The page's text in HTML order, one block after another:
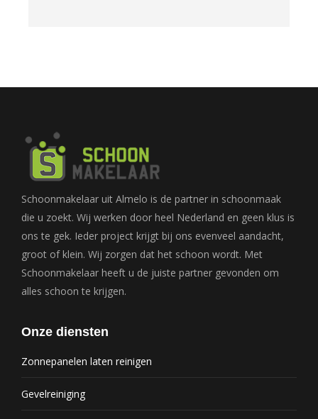
Schoonmakelaar uit Almelo is de partner in schoonmaak
die u zoekt. Wij werken door heel Nederland en geen klus is
ons te gek. Ieder project krijgt bij ons evenveel aandacht,
groot of klein. Wij zorgen dat het schoon wordt. Met
Schoonmakelaar heeft u de juiste partner gevonden om
alles schoon te krijgen.
Onze diensten
Zonnepanelen laten reinigen
Gevelreiniging